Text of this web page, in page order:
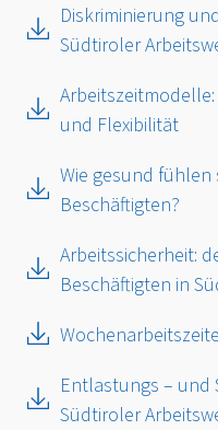
Diskriminierung
Südtiroler
und Flexibilität
Wie gesund
Beschäftigten?
Arbeitssicherheit:
Beschäftigten in
Entlastungs –
Südtiroler